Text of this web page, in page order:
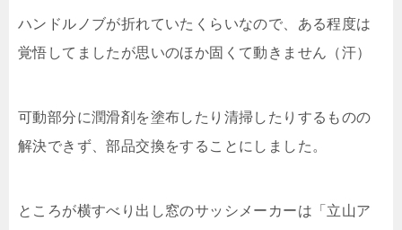
ハンドルノブが折れていたくらいなので、ある程度は
覚悟してましたが思いのほか固くて動きません（汗）
可動部分に潤滑剤を塗布したり清掃したりするものの
解決できず、部品交換をすることにしました。
ところが横すべり出し窓のサッシメーカーは「立山ア